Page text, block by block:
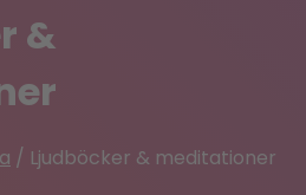
&
/ Ljudböcker & meditationer